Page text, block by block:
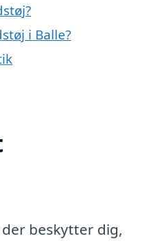
i Balle?
beskytter dig,